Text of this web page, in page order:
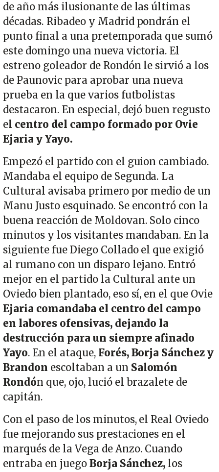
de año más ilusionante de las últimas
décadas. Ribadeo y Madrid pondrán el
punto final a una pretemporada que sumó
este domingo una nueva victoria. El
estreno goleador de Rondón le sirvió a los
de Paunovic para aprobar una nueva
prueba en la que varios futbolistas
destacaron. En especial, dejó buen regusto
el centro del campo formado por Ovie
Ejaria y Yayo.
Empezó el partido con el guion cambiado.
Mandaba el equipo de Segunda. La
Cultural avisaba primero por medio de un
Manu Justo esquinado. Se encontró con la
buena reacción de Moldovan. Solo cinco
minutos y los visitantes mandaban. En la
siguiente fue Diego Collado el que exigió
al rumano con un disparo lejano. Entró
mejor en el partido la Cultural ante un
Oviedo bien plantado, eso sí, en el que Ovie
Ejaria comandaba el centro del campo
en labores ofensivas, dejando la
destrucción para un siempre afinado
Yayo. En el ataque,Forés, Borja Sánchez y
Brandon escoltaban a un Salomón
Rondón que, ojo, lució el brazalete de
capitán.
Con el paso de los minutos, el Real Oviedo
fue mejorando sus prestaciones en el
marqués de la Vega de Anzo. Cuando
entraba en juegoBorja Sánchez, los